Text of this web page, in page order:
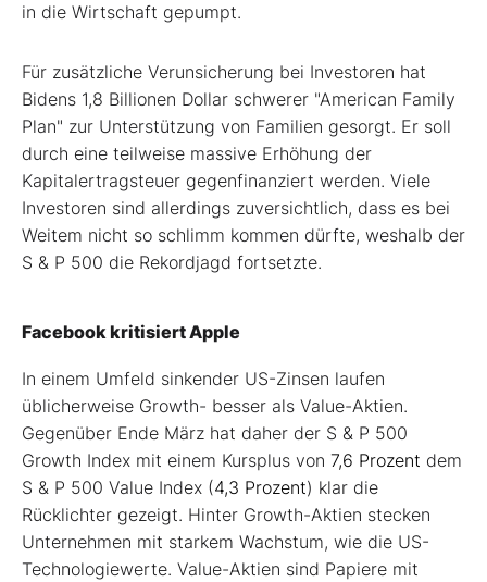
in die Wirtschaft gepumpt.
Für zusätzliche Verunsicherung bei Investoren hat
Bidens 1,8 Billionen Dollar schwerer "American Family
Plan" zur Unterstützung von Familien gesorgt. Er soll
durch eine teilweise massive Erhöhung der
Kapitalertragsteuer gegenfinanziert werden. Viele
Investoren sind allerdings zuversichtlich, dass es bei
Weitem nicht so schlimm kommen dürfte, weshalb der
S & P 500 die Rekordjagd fortsetzte.
Facebook kritisiert Apple
In einem Umfeld sinkender US-Zinsen laufen
üblicherweise Growth- besser als Value-Aktien.
Gegenüber Ende März hat daher der S & P 500
Growth Index mit einem Kursplus von 7,6 Prozent dem
S & P 500 Value Index (4,3 Prozent) klar die
Rücklichter gezeigt. Hinter Growth-Aktien stecken
Unternehmen mit starkem Wachstum, wie die US-
Technologiewerte. Value-Aktien sind Papiere mit